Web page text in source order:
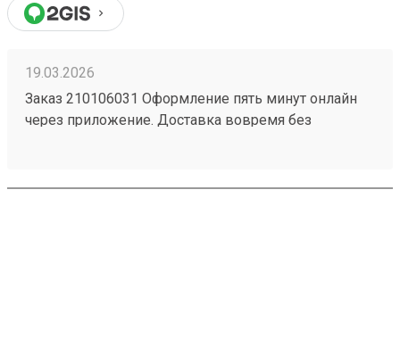
19.03.2026
Заказ 210106031 Оформление пять минут онлайн
через приложение. Доставка вовремя без
Постоянно пользуюсь этой компанией. Для